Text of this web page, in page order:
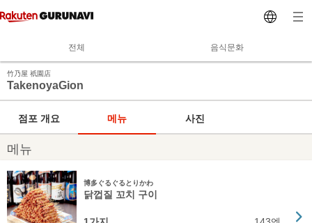
전체 음식문화
竹乃屋 祇園店
TakenoyaGion
점포 개요 메뉴 사진
메뉴
博多ぐるぐるとりかわ
닭껍질 꼬치 구이